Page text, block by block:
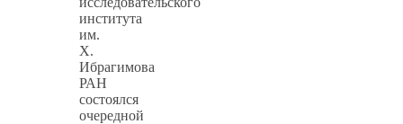
института
им.
Х.
Ибрагимова
РАН
состоялся
очередной